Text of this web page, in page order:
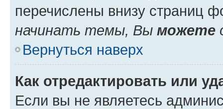
перечислены внизу страниц
начинать темы, Вы можете
Вернуться наверх
Как отредактировать или
Если вы не являетесь